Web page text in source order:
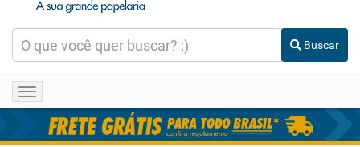
Buscar
Toggle
navigation